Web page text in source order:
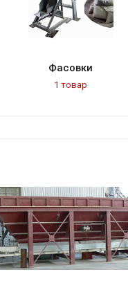
Фасовки
1 товар